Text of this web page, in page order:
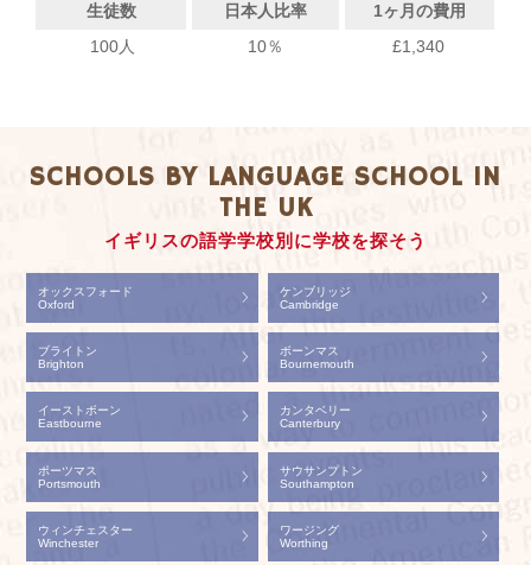
生徒数 日本人比率
1ヶ月の費用
100人
10％ £1,340
SCHOOLS BY LANGUAGE SCHOOL IN
THE UK
イギリスの語学学校別に学校を探そう
オックスフォード
Oxford
ケンブリッジ
Cambridge
ブライトン
Brighton
ボーンマス
Bournemouth
イーストボーン
Eastbourne
カンタベリー
Canterbury
ポーツマス
Portsmouth
サウサンプトン
Southampton
ウィンチェスター
Winchester
ワージング
Worthing